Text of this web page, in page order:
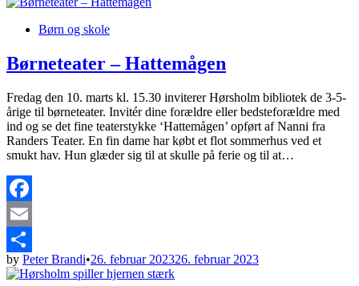
PostedBørn og skole
Børneteater – Hattemågen
Fredag den 10. marts kl. 15.30 inviterer Hørsholm bibliotek de 3-5-
årige til børneteater. Invitér dine forældre eller bedsteforældre med
ind og se det fine teaterstykke ‘Hattemågen’ opført af Nanni fra
Randers Teater. En fin dame har købt et flot sommerhus ved et
smukt hav. Hun glæder sig til at skulle på ferie og til at…
Facebook
Email
Share
by Peter Brandi•26. februar 202326. februar 2023